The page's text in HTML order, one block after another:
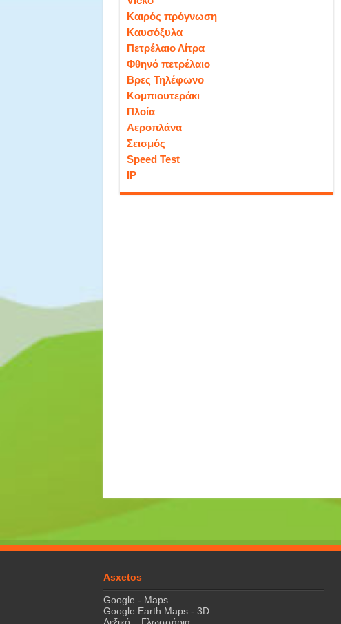
Καιρός πρόγνωση
Καυσόξυλα
Πετρέλαιο Λίτρα
Φθηνό πετρέλαιο
Βρες Τηλέφωνο
Κομπιουτεράκι
Πλοία
Αεροπλάνα
Σεισμός
Speed Test
IP
Asxetos
Google - Maps
Google Earth Maps - 3D